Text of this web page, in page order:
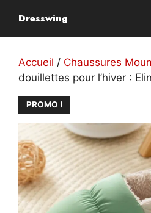
contenu
Dresswing
Accueil / Chaussures
douillettes pour l’hiver :
PROMO !